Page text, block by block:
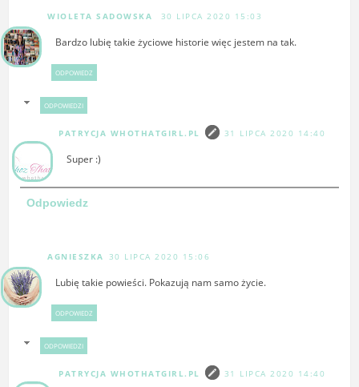
WIOLETA SADOWSKA 30 LIPCA 2020 15:03
Bardzo lubię takie życiowe historie więc jestem na tak.
ODPOWIEDZ
ODPOWIEDZI
PATRYCJA WHOTHATGIRL.PL 31 LIPCA 2020 14:40
Super :)
Odpowiedz
AGNIESZKA 30 LIPCA 2020 15:06
Lubię takie powieści. Pokazują nam samo życie.
ODPOWIEDZ
ODPOWIEDZI
PATRYCJA WHOTHATGIRL.PL 31 LIPCA 2020 14:40